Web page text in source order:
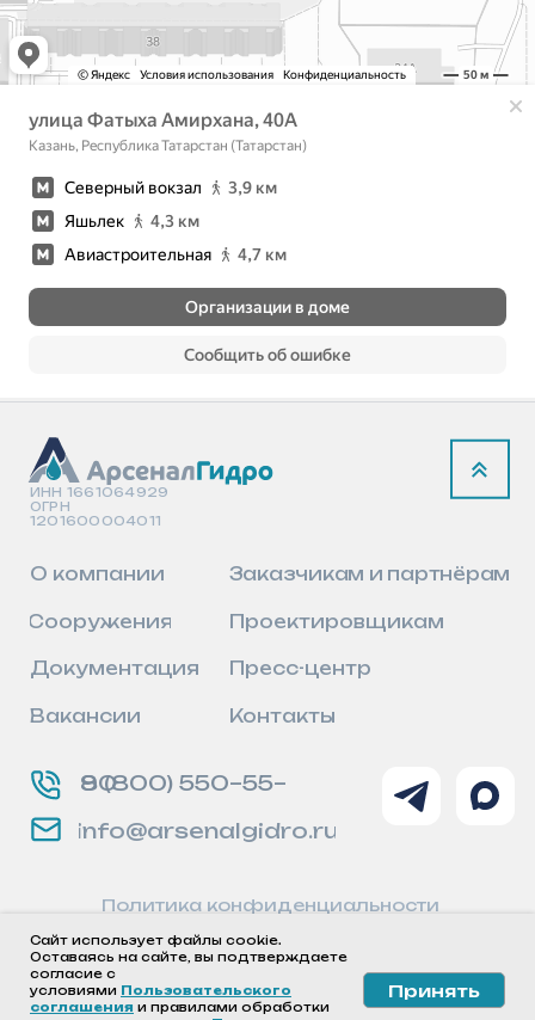
Сайт использует файлы cookie.
Оставаясь на сайте, вы подтверждаете
согласие с
условиями Пользовательского
соглашения и правилами обработки
Принять
Сайт использует файлы cookie.
Оставаясь на сайте, вы подтверждаете
согласие с
условиями Пользовательского
соглашения и правилами обработки
Принять